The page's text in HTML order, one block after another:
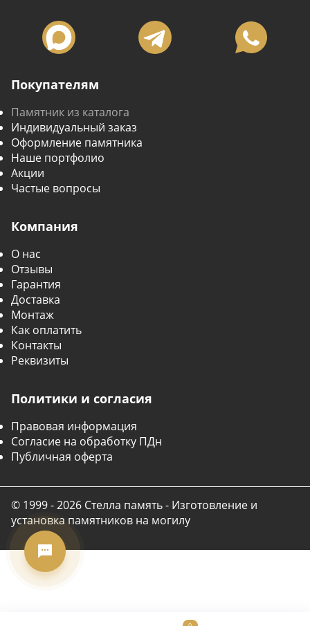
Покупателям
Памятник из каталога
Индивидуальный заказ
Оформление памятника
Наше портфолио
Акции
Частые вопросы
Компания
О нас
Отзывы
Гарантия
Доставка
Монтаж
Как оплатить
Контакты
Реквизиты
Политики и согласия
Правовая информация
Согласие на обработку ПДн
Публичная оферта
© 1999 - 2026 Стелла память - Изготовление и
установка памятников на могилу